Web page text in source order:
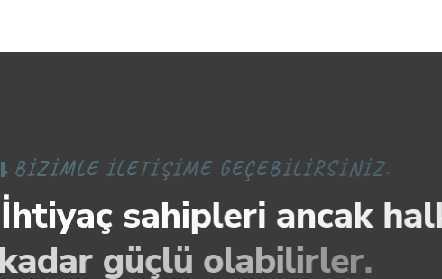
BIZIMLE İLETIŞIME GEÇEBIL IRSINIZ.
İhtiyaç sahipleri ancak hal
kadar güçlü olabilirler